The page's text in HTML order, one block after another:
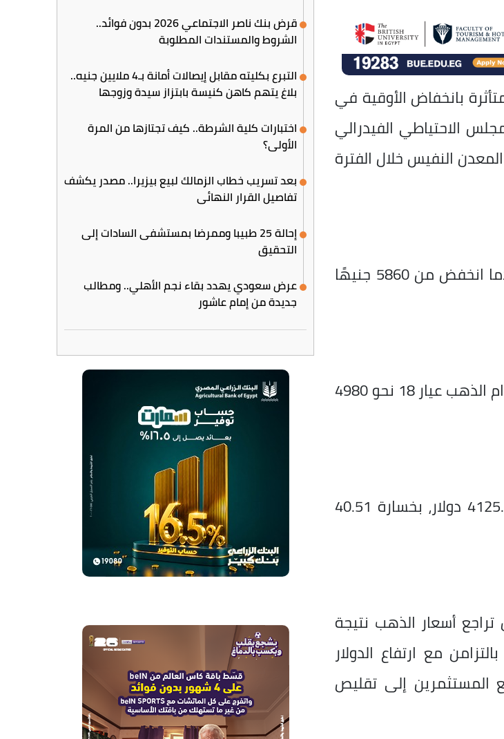
الذهب في مصر اليوم الثلاثاء 7 يوليو 2026، متأثرة بانخفاض الأوقية في
الاحتياطي الفيدرالي
النفيس خلال الفترة
تراجع سعر جرام الذهب عيار 21 في مصر بنسبة 0.85%، بعدما انخفض من 5860 جنيهًا
سجل سعر جرام الذهب عيار 24 نحو 6640 جنيهًا، فيما بلغ جرام الذهب عيار 18 نحو 4980
تراجع سعر أوقية الذهب عالميًا من 4165.65 دولار إلى 4125.14 دولار، بخسارة 40.51
أسعار الذهب نتيجة
مع ارتفاع الدولار
المستثمرين إلى تقليص
قرض بنك ناصر الاجتماعي 2026 بدون فوائد..
الشروط والمستندات المطلوبة
التبرع بكليته مقابل إيصالات أمانة بـ4 ملايين جنيه..
بلاغ يتهم كاهن كنيسة بابتزاز سيدة وزوجها
اختبارات كلية الشرطة.. كيف تجتازها من المرة
الأولى؟
بعد تسريب خطاب الزمالك لبيع بيزيرا.. مصدر يكشف
تفاصيل القرار النهائي
إحالة 25 طبيبا وممرضا بمستشفى السادات إلى
التحقيق
عرض سعودي يهدد بقاء نجم الأهلي.. ومطالب
جديدة من إمام عاشور